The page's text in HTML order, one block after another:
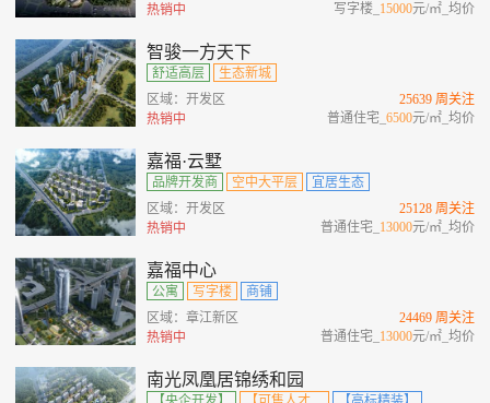
热销中
写字楼_ 15000元/㎡_均价
智骏一方天下
舒适高层
生态新城
区域：开发区
热销中
25639 周关注
普通住宅_6500元/㎡_均价
嘉福·云墅
品牌开发商 空中大平层
宜居生态
区域：开发区
热销中
25128 周关注
普通住宅_ 13000元/㎡_均价
嘉福中心
公寓 写字楼
商铺
区域：章江新区
热销中
24469 周关注
普通住宅_ 13000元/㎡_均价
南光凤凰居锦绣和园